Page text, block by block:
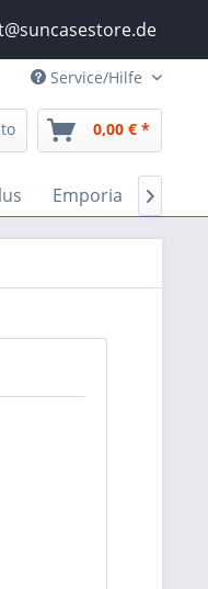
Service/Hilfe
0,00 € *
Emporia 